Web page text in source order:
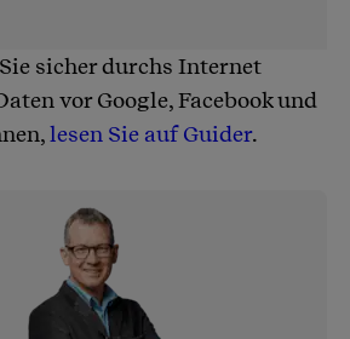
sicher durchs Internet
vor Google, Facebook und
lesen Sie auf Guider.